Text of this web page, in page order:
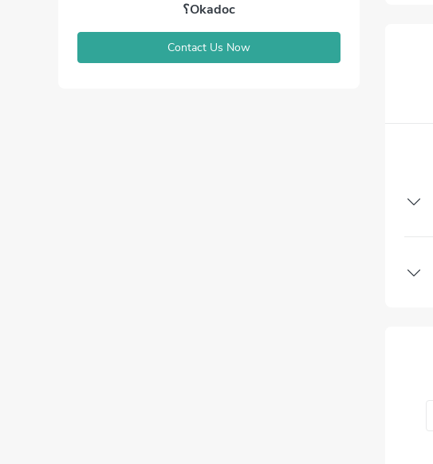
Okadoc؟
Contact Us Now